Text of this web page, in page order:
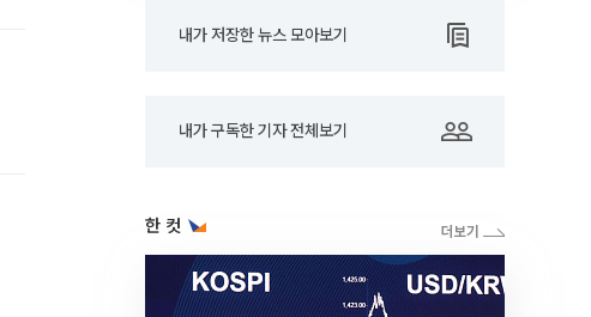
내가 저장한 뉴스 모아보기
내가 구독한 기자 전체보기
한 컷